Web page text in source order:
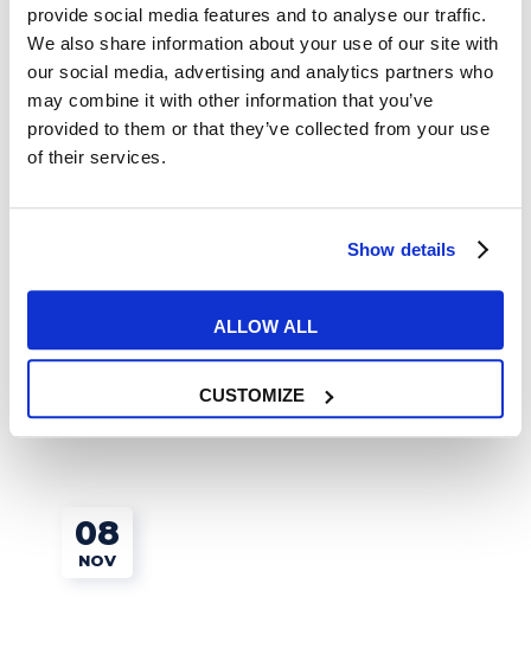
provide social media features and to analyse our traffic.
We also share information about your use of our site with
our social media, advertising and analytics partners who
may combine it with other information that you’ve
provided to them or that they’ve collected from your use
of their services.
Show details
ALLOW ALL
CUSTOMIZE
Cover Letter: tutti i trucchi per
scriverne una efficace
08
NOV